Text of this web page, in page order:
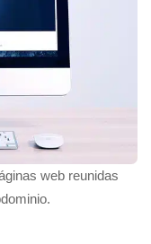
web reunidas